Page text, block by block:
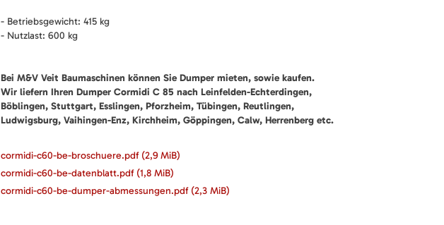
- Betriebsgewicht: 415 kg
- Nutzlast: 600 kg
Bei M&V Veit Baumaschinen können Sie Dumper mieten, sowie kaufen.
Wir liefern Ihren Dumper Cormidi C 85 nach Leinfelden-Echterdingen,
Böblingen, Stuttgart, Esslingen, Pforzheim, Tübingen, Reutlingen,
Ludwigsburg, Vaihingen-Enz, Kirchheim, Göppingen, Calw, Herrenberg etc.
cormidi-c60-be-broschuere.pdf (2,9 MiB)
cormidi-c60-be-datenblatt.pdf (1,8 MiB)
cormidi-c60-be-dumper-abmessungen.pdf (2,3 MiB)